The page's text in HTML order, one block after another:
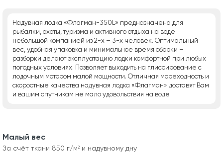
Надувная лодка «Флагман-350L» предназначена для
рыбалки, охоты, туризма и активного отдыха на воде
небольшой компанией из 2-х – 3-х человек. Оптимальный
вес, удобная упаковка и минимальное время сборки –
разборки делают эксплуатацию лодки комфортной при любых
погодных условиях. Позволяет выходить на глиссирование с
лодочным мотором малой мощности. Отличная мореходность и
скоростные качества надувная лодка «Флагман» доставят Вам
и вашим спутникам не мало удовольствия на воде.
Малый вес
За счёт ткани 850 г/м² и надувному дну